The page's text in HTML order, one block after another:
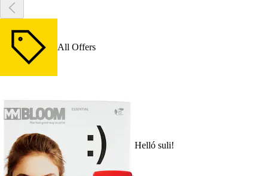
All Offers
Helló suli!